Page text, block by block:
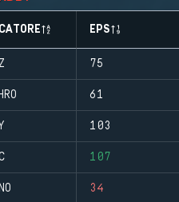
EPS
75
61
103
107
34